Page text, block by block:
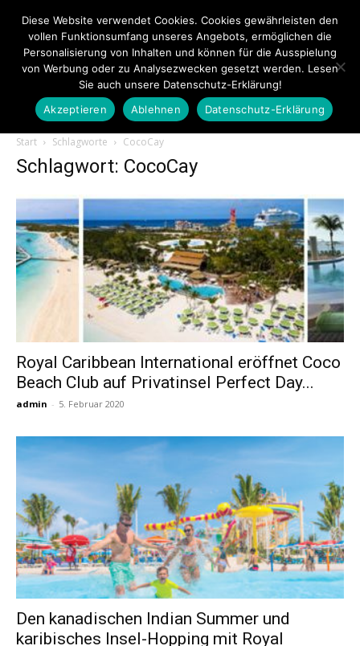
Touristiknews.de
Touristiknews
und
Start Schlagworte CocoCay
Schlagwort: CocoCay
Royal Caribbean International eröffnet Coco
Beach Club auf Privatinsel Perfect Day...
admin - 5. Februar 2020
Den kanadischen Indian Summer und
karibisches Insel-Hopping mit Royal
Diese Website verwendet Cookies. Cookies gewährleisten den
vollen Funktionsumfang unseres Angebots, ermöglichen die
Personalisierung von Inhalten und können für die Ausspielung
von Werbung oder zu Analysezwecken gesetzt werden. Lesen
Sie auch unsere Datenschutz-Erklärung!
Akzeptieren
Ablehnen Datenschutz-Erklärung